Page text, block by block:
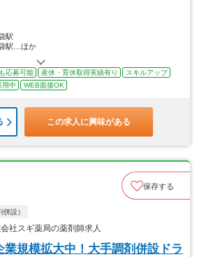
駅
駅…ほか
応募可能 産休・育休取得実績有り
スキルアップ
用中 WEB面接OK
この求人に興味がある
保存する
設）
社スギ薬局の薬剤師求人
業規模拡大中！大手調剤併設ドラ